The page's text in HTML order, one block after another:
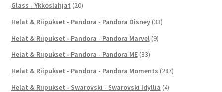
Glass - Ykköslahjat (20)
Helat & Riipukset - Pandora - Pandora Disney (33)
Helat & Riipukset - Pandora - Pandora Marvel (9)
Helat & Riipukset - Pandora - Pandora ME (33)
Helat & Riipukset - Pandora - Pandora Moments (287)
Helat & Riipukset - Swarovski - Swarovski Idyllia (4)